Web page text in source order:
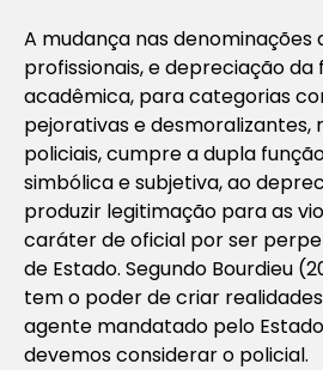
A mudança nas denominações
profissionais, e depreciação
acadêmica, para categorias
pejorativas e desmoralizantes,
policiais, cumpre a dupla
simbólica e subjetiva, ao
produzir legitimação para as
caráter de oficial por ser
de Estado. Segundo Bourdieu
tem o poder de criar
agente mandatado pelo
devemos considerar o policial.